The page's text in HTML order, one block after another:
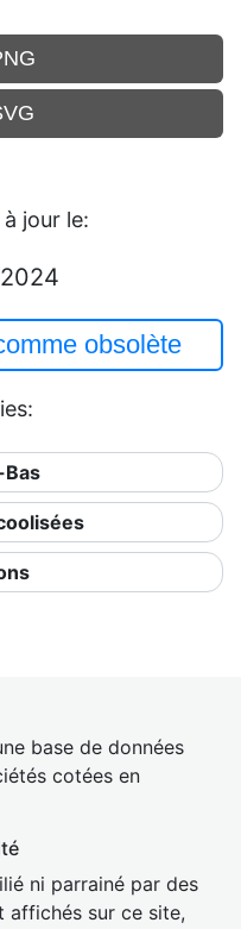
jour le:
obsolète
base de données
cotées en
ni parrainé par des
affichés sur ce site,